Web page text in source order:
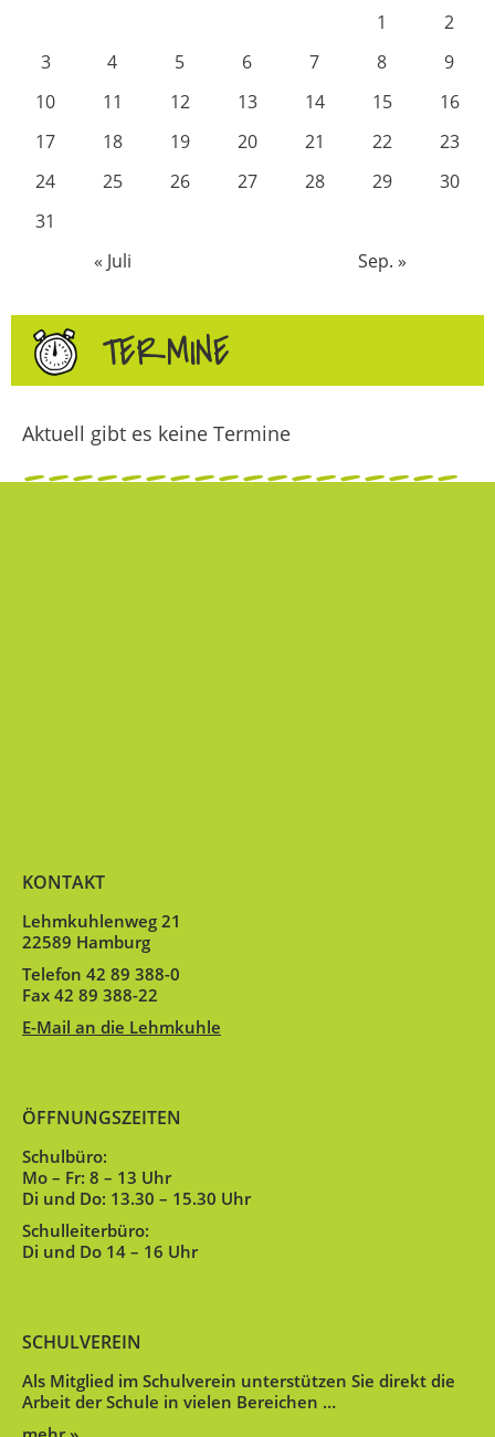
1
2
3
4 5 6 7 8
9
10
11 12 13 14 15
16
17
18 19 20 21 22
23
24
25 26 27 28 29
30
31
« Juli
Sep. »
TERMINE
Aktuell gibt es keine Termine
KONTAKT
Lehmkuhlenweg 21
22589 Hamburg
Telefon 42 89 388-0
Fax 42 89 388-22
E-Mail an die Lehmkuhle
ÖFFNUNGSZEITEN
Schulbüro:
Mo – Fr: 8 – 13 Uhr
Di und Do: 13.30 – 15.30 Uhr
Schulleiterbüro:
Di und Do 14 – 16 Uhr
SCHULVEREIN
Als Mitglied im Schulverein unterstützen Sie direkt die
Arbeit der Schule in vielen Bereichen …